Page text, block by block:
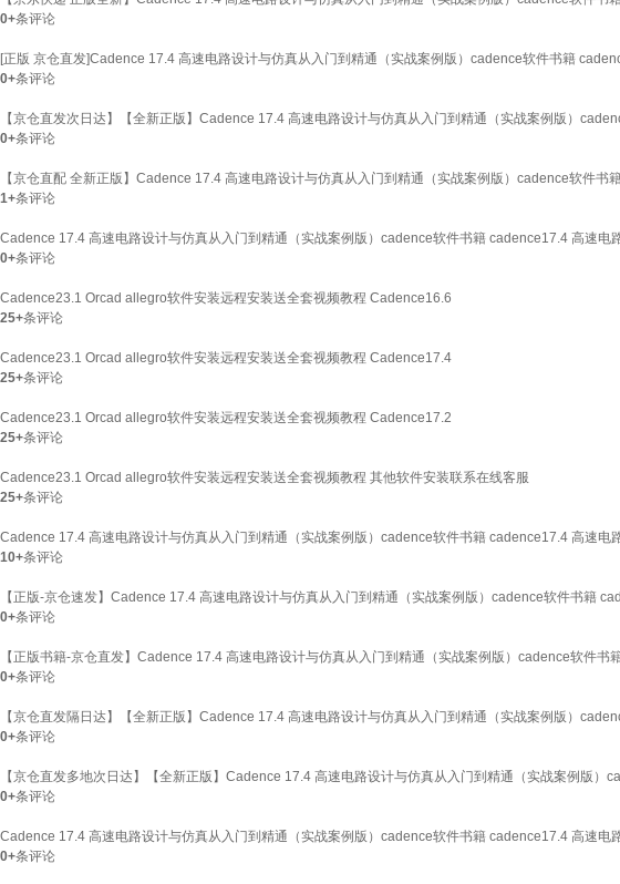
0+条评论
[正版 京仓直发]Cadence 17.4 高速电路设计与仿真从入门到精通（实战案例版）cadence软件书籍
0+条评论
【京仓直发次日达】【全新正版】Cadence 17.4 高速电路设计与仿真从入门到精通（实战案例版）
0+条评论
【京仓直配 全新正版】Cadence 17.4 高速电路设计与仿真从入门到精通（实战案例版）cadence软件书
1+条评论
Cadence 17.4 高速电路设计与仿真从入门到精通（实战案例版）cadence软件书籍 cadence17.4 高速
0+条评论
Cadence23.1 Orcad allegro软件安装远程安装送全套视频教程 Cadence16.6
25+条评论
Cadence23.1 Orcad allegro软件安装远程安装送全套视频教程 Cadence17.4
25+条评论
Cadence23.1 Orcad allegro软件安装远程安装送全套视频教程 Cadence17.2
25+条评论
Cadence23.1 Orcad allegro软件安装远程安装送全套视频教程 其他软件安装联系在线客服
25+条评论
Cadence 17.4 高速电路设计与仿真从入门到精通（实战案例版）cadence软件书籍 cadence17.4 高速
10+条评论
【正版-京仓速发】Cadence 17.4 高速电路设计与仿真从入门到精通（实战案例版）cadence软件书籍
0+条评论
【正版书籍-京仓直发】Cadence 17.4 高速电路设计与仿真从入门到精通（实战案例版）cadence软件
0+条评论
【京仓直发隔日达】【全新正版】Cadence 17.4 高速电路设计与仿真从入门到精通（实战案例版）
0+条评论
【京仓直发多地次日达】【全新正版】Cadence 17.4 高速电路设计与仿真从入门到精通（实战案例版
0+条评论
Cadence 17.4 高速电路设计与仿真从入门到精通（实战案例版）cadence软件书籍 cadence17.4 高速
0+条评论